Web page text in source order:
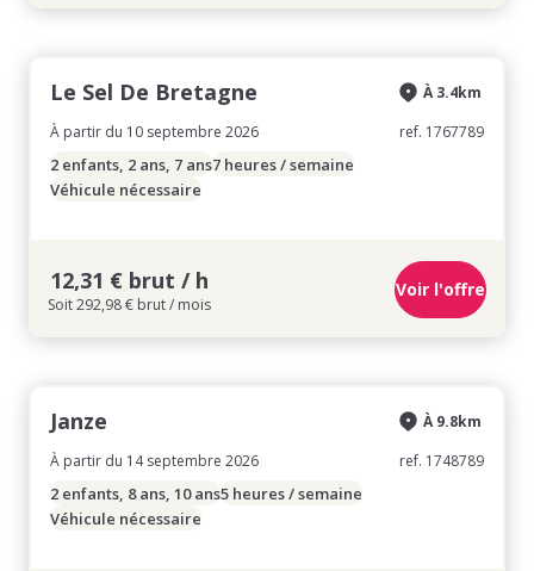
Le Sel De Bretagne
À partir du 10 septembre 2026
À 3.4km
ref. 1767789
2 enfants, 2 ans, 7 ans7 heures / semaine
Véhicule nécessaire
12,31 € brut / h
Soit 292,98 € brut / mois
Voir l'offre
Janze
À partir du 14 septembre 2026
À 9.8km
ref. 1748789
2 enfants, 8 ans, 10 ans5 heures / semaine
Véhicule nécessaire